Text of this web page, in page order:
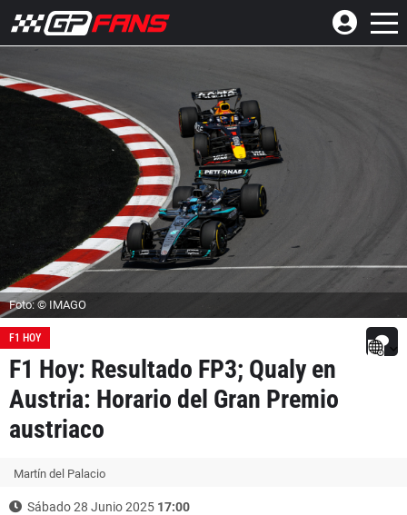
Foto: © IMAGO
F1 HOY
F1 Hoy: Resultado FP3; Qualy en
Austria: Horario del Gran Premio
austriaco
Martín del Palacio
Sábado 28 Junio 2025 17:00